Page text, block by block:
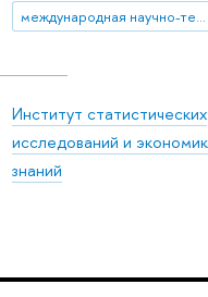
международная научно-техническая политика
Институт статистических
исследований и
знаний